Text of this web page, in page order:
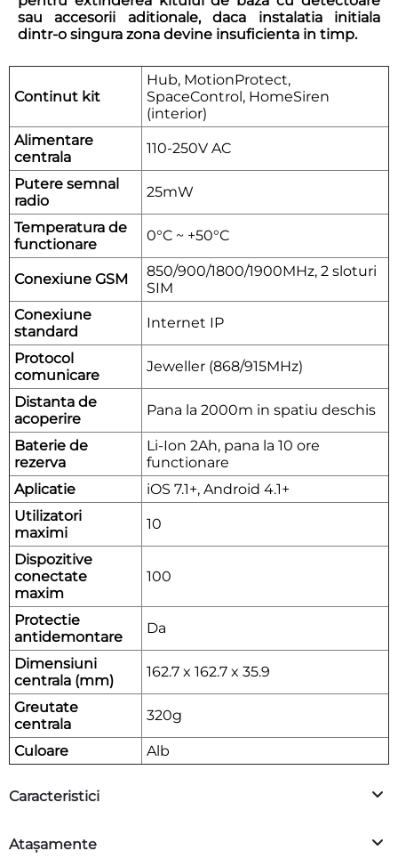
sau accesorii aditionale, daca instalatia initiala
dintr-o singura zona devine insuficienta in timp.
Continut kit
Hub, MotionProtect,
SpaceControl, HomeSiren
(interior)
Alimentare
centrala
110-250V AC
Putere semnal
radio
25mW
Temperatura de
functionare
0°C ~ +50°C
Conexiune GSM
850/900/1800/1900MHz, 2 sloturi
SIM
Conexiune
standard
Internet IP
Protocol
comunicare
Jeweller (868/915MHz)
Distanta de
acoperire
Pana la 2000m in spatiu deschis
Baterie de
rezerva
Li-Ion 2Ah, pana la 10 ore
functionare
Aplicatie
iOS 7.1+, Android 4.1+
Utilizatori
maximi
10
Dispozitive
conectate
maxim
100
Protectie
antidemontare
Da
Dimensiuni
centrala (mm)
162.7 x 162.7 x 35.9
Greutate
centrala
320g
Culoare Alb
Caracteristici
Atașamente